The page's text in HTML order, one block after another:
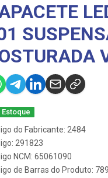
Estoque
do Fabricante: 2484
291823
NCM: 65061090
de Barras do Produto: